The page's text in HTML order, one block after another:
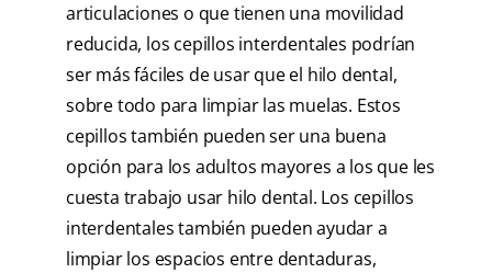
articulaciones o que tienen una movilidad
reducida, los cepillos interdentales podrían
ser más fáciles de usar que el hilo dental,
sobre todo para limpiar las muelas. Estos
cepillos también pueden ser una buena
opción para los adultos mayores a los que les
cuesta trabajo usar hilo dental. Los cepillos
interdentales también pueden ayudar a
limpiar los espacios entre dentaduras,